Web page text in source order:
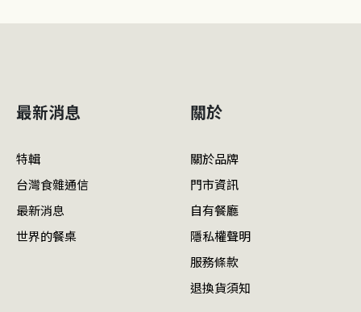
最新消息
特輯
台灣食雜通信
最新消息
世界的餐桌
關於
關於品牌
門市資訊
自有餐廳
隱私權聲明
服務條款
退換貨須知